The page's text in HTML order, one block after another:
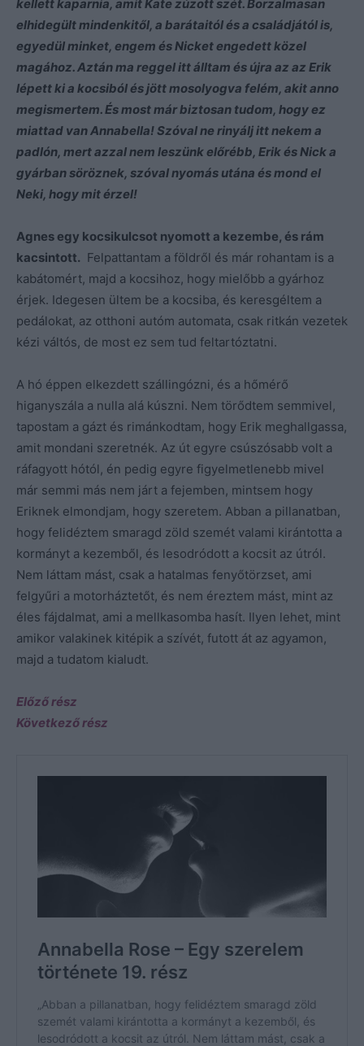
kellett kaparnia, amit Kate zúzott szét. Borzalmasan
elhidegült mindenkitől, a barátaitól és a családjától is,
egyedül minket, engem és Nicket engedett közel
magához. Aztán ma reggel itt álltam és újra az az Erik
lépett ki a kocsiból és jött mosolyogva felém, akit anno
megismertem. És most már biztosan tudom, hogy ez
miattad van Annabella! Szóval ne rinyálj itt nekem a
padlón, mert azzal nem leszünk előrébb, Erik és Nick a
gyárban söröznek, szóval nyomás utána és mond el
Neki, hogy mit érzel!
Agnes egy kocsikulcsot nyomott a kezembe, és rám
kacsintott. Felpattantam a földről és már rohantam is a
kabátomért, majd a kocsihoz, hogy mielőbb a gyárhoz
érjek. Idegesen ültem be a kocsiba, és keresgéltem a
pedálokat, az otthoni autóm automata, csak ritkán vezetek
kézi váltós, de most ez sem tud feltartóztatni.
A hó éppen elkezdett szállingózni, és a hőmérő
higanyszála a nulla alá kúszni. Nem törődtem semmivel,
tapostam a gázt és rimánkodtam, hogy Erik meghallgassa,
amit mondani szeretnék. Az út egyre csúszósabb volt a
ráfagyott hótól, én pedig egyre figyelmetlenebb mivel
már semmi más nem járt a fejemben, mintsem hogy
Eriknek elmondjam, hogy szeretem. Abban a pillanatban,
hogy felidéztem smaragd zöld szemét valami kirántotta a
kormányt a kezemből, és lesodródott a kocsit az útról.
Nem láttam mást, csak a hatalmas fenyőtörzset, ami
felgyűri a motorháztetőt, és nem éreztem mást, mint az
éles fájdalmat, ami a mellkasomba hasít. Ilyen lehet, mint
amikor valakinek kitépik a szívét, futott át az agyamon,
majd a tudatom kialudt.
Előző rész
Következő rész